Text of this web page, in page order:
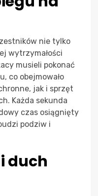
nie tylko
wytrzymałości
musieli pokonać
co obejmowało
jak i sprzęt
Każda sekunda
czas osiągnięty
podziw i
duch